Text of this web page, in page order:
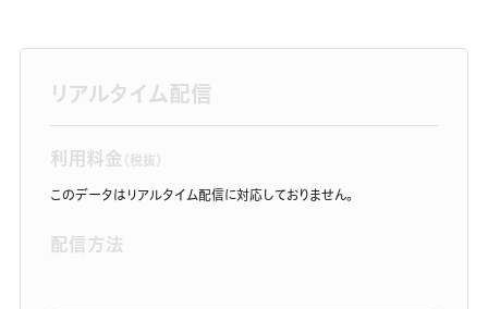
リアルタイム配信
利用料金 （税抜）
このデータはリアルタイム配信に対応しておりません。
配信方法